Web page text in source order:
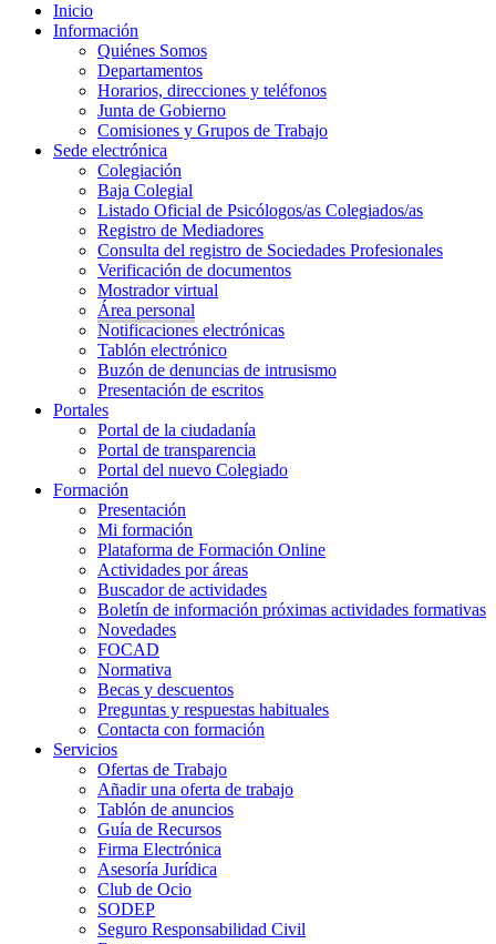
Inicio
Información
Quiénes Somos
Departamentos
Horarios, direcciones y teléfonos
Junta de Gobierno
Comisiones y Grupos de Trabajo
Sede electrónica
Colegiación
Baja Colegial
Listado Oficial de Psicólogos/as Colegiados/as
Registro de Mediadores
Consulta del registro de Sociedades Profesionales
Verificación de documentos
Mostrador virtual
Área personal
Notificaciones electrónicas
Tablón electrónico
Buzón de denuncias de intrusismo
Presentación de escritos
Portales
Portal de la ciudadanía
Portal de transparencia
Portal del nuevo Colegiado
Formación
Presentación
Mi formación
Plataforma de Formación Online
Actividades por áreas
Buscador de actividades
Boletín de información próximas actividades formativas
Novedades
FOCAD
Normativa
Becas y descuentos
Preguntas y respuestas habituales
Contacta con formación
Servicios
Ofertas de Trabajo
Añadir una oferta de trabajo
Tablón de anuncios
Guía de Recursos
Firma Electrónica
Asesoría Jurídica
Club de Ocio
SODEP
Seguro Responsabilidad Civil